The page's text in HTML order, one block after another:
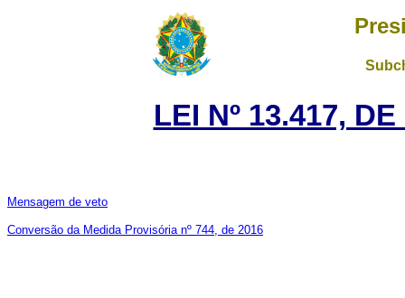
LEI Nº 13.417,
Mensagem de veto
Conversão da Medida Provisória nº 744, de 2016